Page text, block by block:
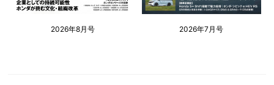
2026年8月号 2026年7月号